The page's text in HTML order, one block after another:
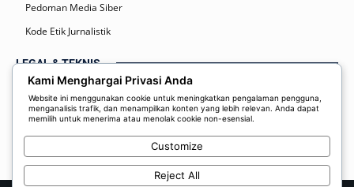
Pedoman Media Siber
Kode Etik Jurnalistik
LEGAL & TEKNIS
Kebijakan Privasi
Syarat dan Ketentuan
Disclaimer
Kami Menghargai Privasi Anda
Website ini menggunakan cookie untuk meningkatkan pengalaman pengguna,
menganalisis trafik, dan menampilkan konten yang lebih relevan. Anda dapat
memilih untuk menerima atau menolak cookie non-esensial.
Customize
Reject All